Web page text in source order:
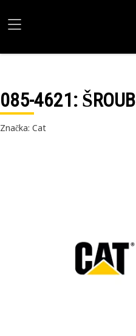
085-4621: ŠROUB
Značka: Cat